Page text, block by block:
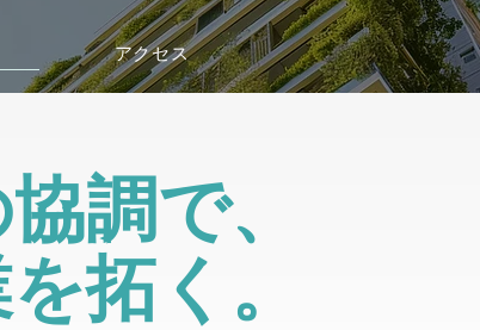
アクセス
調で、
拓く。